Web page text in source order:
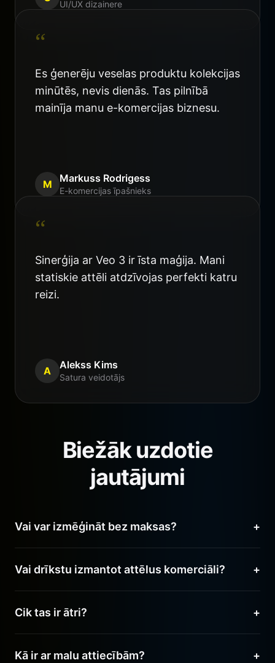
UI/UX dizainere
“
Es ģenerēju veselas produktu kolekcijas
minūtēs, nevis dienās. Tas pilnībā
mainīja manu e-komercijas biznesu.
M Markuss Rodrigess
E-komercijas īpašnieks
“
Sinerģija ar Veo 3 ir īsta maģija. Mani
statiskie attēli atdzīvojas perfekti katru
reizi.
A Alekss Kims
Satura veidotājs
Biežāk uzdotie
jautājumi
Vai var izmēģināt bez maksas? +
pārbaudītu Nano Banana Pro iespējas.
Vai drīkstu izmantot attēlus komerciāli? +
tiesības uz visiem ģenerētajiem attēliem.
Cik tas ir ātri? +
attēlus mazāk nekā 10 sekundēs, kas ir ievērojami
Kā ir ar malu attiecībām? +